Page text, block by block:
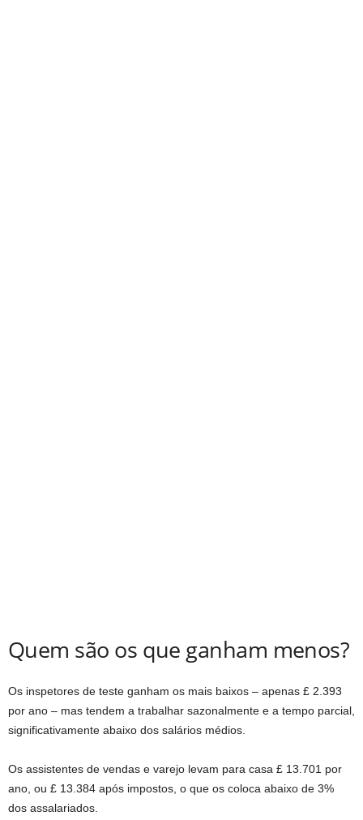
Quem são os que ganham menos?
Os inspetores de teste ganham os mais baixos – apenas £ 2.393
por ano – mas tendem a trabalhar sazonalmente e a tempo parcial,
significativamente abaixo dos salários médios.
Os assistentes de vendas e varejo levam para casa £ 13.701 por
ano, ou £ 13.384 após impostos, o que os coloca abaixo de 3%
dos assalariados.